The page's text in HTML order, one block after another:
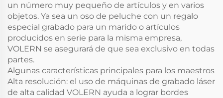
un número muy pequeño de artículos y en varios
objetos. Ya sea un oso de peluche con un regalo
especial grabado para un marido o artículos
producidos en serie para la misma empresa,
VOLERN se asegurará de que sea exclusivo en todas
partes.
Algunas características principales para los maestros
Alta resolución: el uso de máquinas de grabado láser
de alta calidad VOLERN ayuda a lograr bordes